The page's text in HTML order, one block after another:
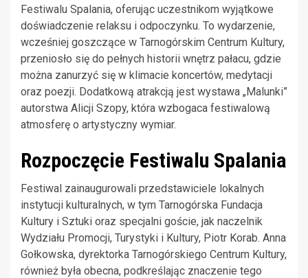
Festiwalu Spalania, oferując uczestnikom wyjątkowe
doświadczenie relaksu i odpoczynku. To wydarzenie,
wcześniej goszczące w Tarnogórskim Centrum Kultury,
przeniosło się do pełnych historii wnętrz pałacu, gdzie
można zanurzyć się w klimacie koncertów, medytacji
oraz poezji. Dodatkową atrakcją jest wystawa „Malunki”
autorstwa Alicji Szopy, która wzbogaca festiwalową
atmosferę o artystyczny wymiar.
Rozpoczęcie Festiwalu Spalania
Festiwal zainaugurowali przedstawiciele lokalnych
instytucji kulturalnych, w tym Tarnogórska Fundacja
Kultury i Sztuki oraz specjalni goście, jak naczelnik
Wydziału Promocji, Turystyki i Kultury, Piotr Korab. Anna
Gołkowska, dyrektorka Tarnogórskiego Centrum Kultury,
również była obecna, podkreślając znaczenie tego